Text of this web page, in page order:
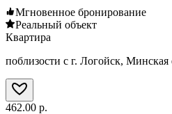
Мгновенное бронирование
Реальный объект
Квартира
поблизости с г. Логойск, Минская
462.00 р.